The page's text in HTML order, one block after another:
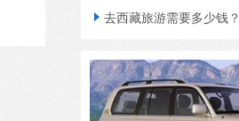
 去西藏旅游需要多少钱？